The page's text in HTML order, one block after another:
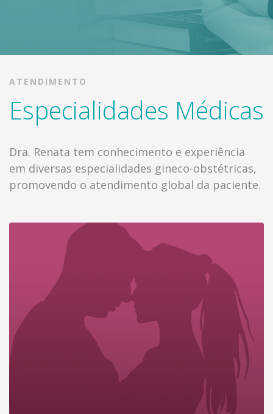
ATENDIMENTO
Especialidades Médicas
Dra. Renata tem conhecimento e experiência
em diversas especialidades gineco-obstétricas,
promovendo o atendimento global da paciente.